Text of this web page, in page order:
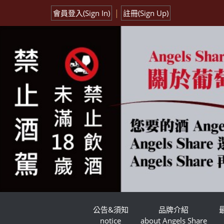
會員登入(Sign In) | 註冊(Sign Up)
公告&須知
notice
品牌介紹
about Angels Share